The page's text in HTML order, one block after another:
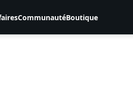
CommunautéBoutique